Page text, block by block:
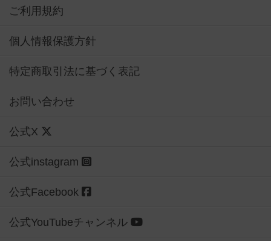
ご利用規約
個人情報保護方針
特定商取引法に基づく表記
お問い合わせ
公式X
公式instagram
公式Facebook
公式YouTubeチャンネル